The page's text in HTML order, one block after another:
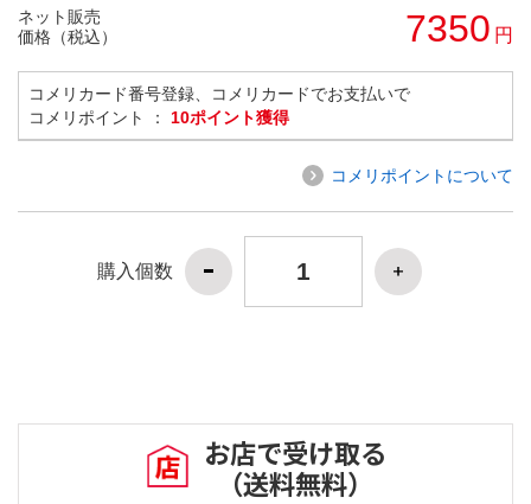
ネット販売
価格（税込）
7350 円
コメリカード番号登録、コメリカードでお支払いで
コメリポイント ： 10ポイント獲得
コメリポイントについて
購入個数
お店で受け取る
（送料無料）